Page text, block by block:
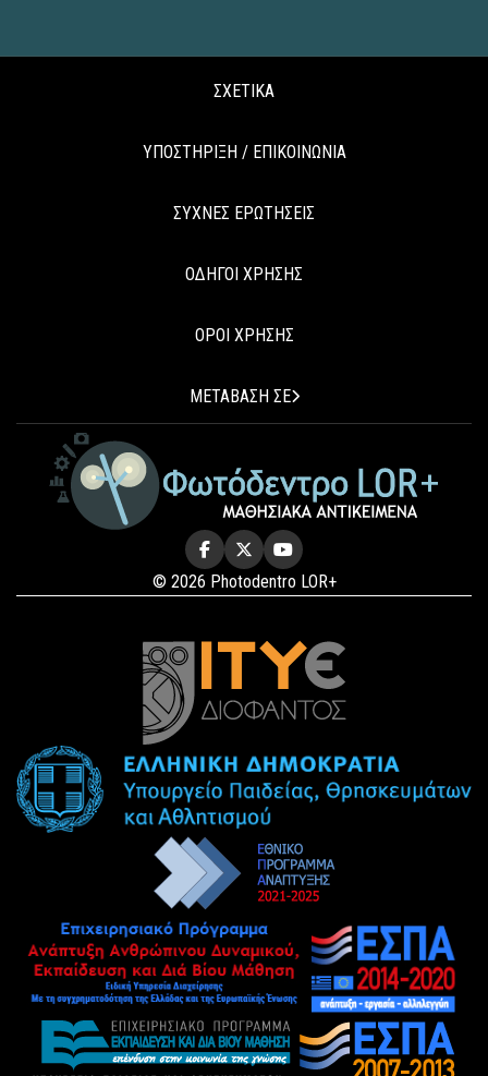
ΣΧΕΤΙΚΑ
ΥΠΟΣΤΗΡΙΞΗ / ΕΠΙΚΟΙΝΩΝΙΑ
ΣΥΧΝΕΣ ΕΡΩΤΗΣΕΙΣ
ΟΔΗΓΟΙ ΧΡΗΣΗΣ
ΟΡΟΙ ΧΡΗΣΗΣ
ΜΕΤΑΒΑΣΗ ΣΕ
© 2026 Photodentro LOR+